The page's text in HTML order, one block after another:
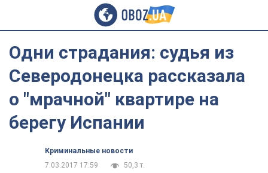
Одни страдания: судья из
Северодонецка рассказала
о "мрачной" квартире на
берегу Испании
Криминальные новости
7.03.2017 17:59
50,3 т.